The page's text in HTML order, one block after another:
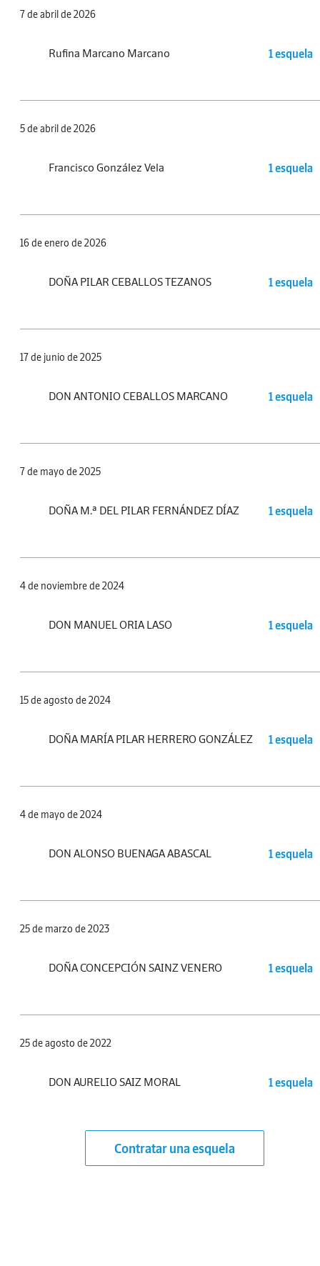
7 de abril de 2026
Rufina Marcano Marcano 1 esquela
5 de abril de 2026
Francisco González Vela 1 esquela
16 de enero de 2026
DOÑA PILAR CEBALLOS TEZANOS 1 esquela
17 de junio de 2025
DON ANTONIO CEBALLOS MARCANO 1 esquela
7 de mayo de 2025
DOÑA M.ª DEL PILAR FERNÁNDEZ DÍAZ 1 esquela
4 de noviembre de 2024
DON MANUEL ORIA LASO 1 esquela
15 de agosto de 2024
DOÑA MARÍA PILAR HERRERO GONZÁLEZ 1 esquela
4 de mayo de 2024
DON ALONSO BUENAGA ABASCAL 1 esquela
25 de marzo de 2023
DOÑA CONCEPCIÓN SAINZ VENERO 1 esquela
25 de agosto de 2022
DON AURELIO SAIZ MORAL 1 esquela
Contratar una esquela